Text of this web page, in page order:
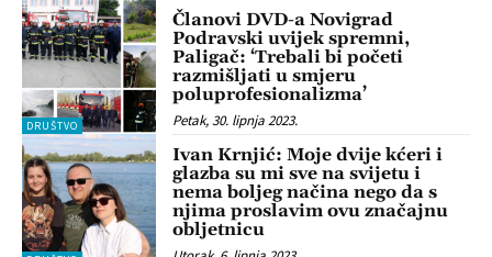
DRUŠTVO
Članovi DVD-a Novigrad
Podravski uvijek spremni,
Paligač: ‘Trebali bi početi
razmišljati u smjeru
poluprofesionalizma’
Petak, 30. lipnja 2023.
Ivan Krnjić: Moje dvije kćeri i
glazba su mi sve na svijetu i
nema boljeg načina nego da s
njima proslavim ovu značajnu
obljetnicu